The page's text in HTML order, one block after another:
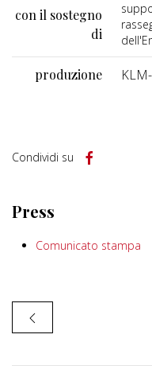
con il sostegno
di
produzione
Condividi su
Press
Comunicato stampa